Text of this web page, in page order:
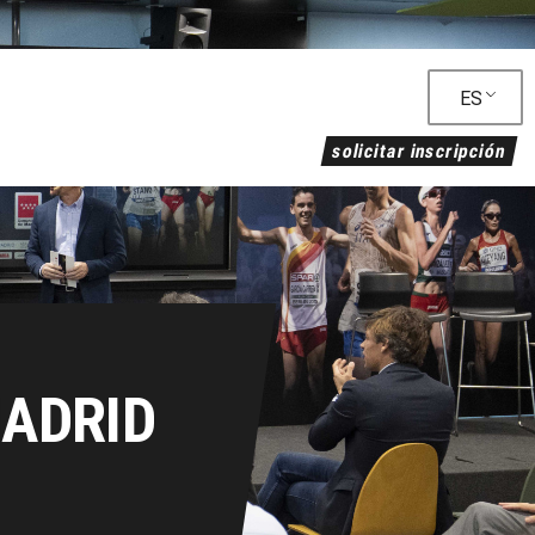
ES
solicitar inscripción